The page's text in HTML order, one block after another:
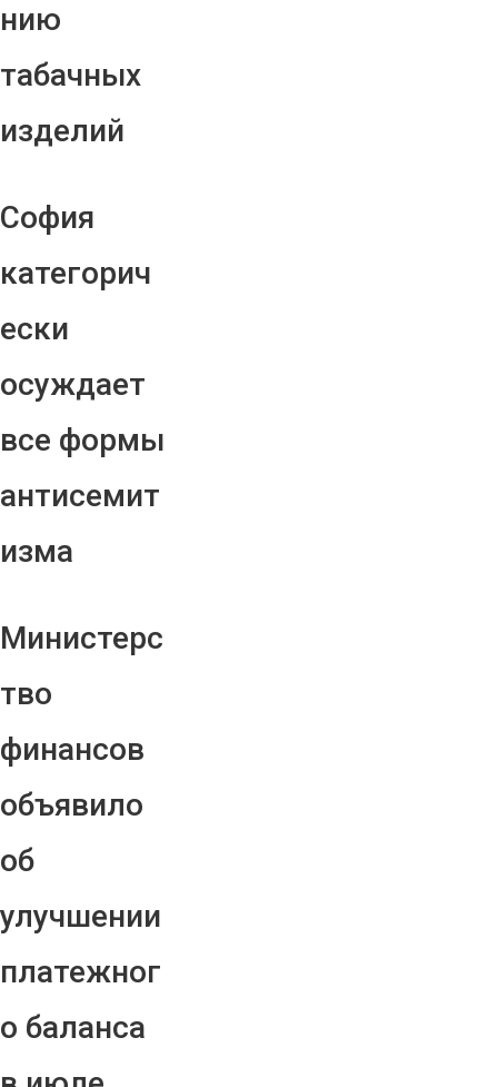
нию
табачных
изделий
София
категорич
ески
осуждает
все формы
антисемит
изма
Министерс
тво
финансов
объявило
об
улучшении
платежног
о баланса